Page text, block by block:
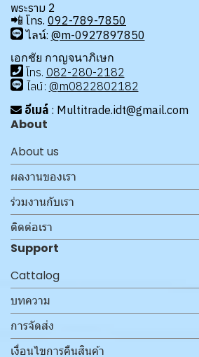
พระราม 2
📲 โทร. 092-789-7850
ไลน์: @m-0927897850
เอกชัย กาญจนาภิเษก
โทร. 082-280-2182
ไลน์: @m0822802182
อีเมล์ : Multitrade.idt@gmail.com
About
About us
ผลงานของเรา
ร่วมงานกับเรา
ติดต่อเรา
Support
Cattalog
บทความ
การจัดส่ง
เงื่อนไขการคืนสินค้า